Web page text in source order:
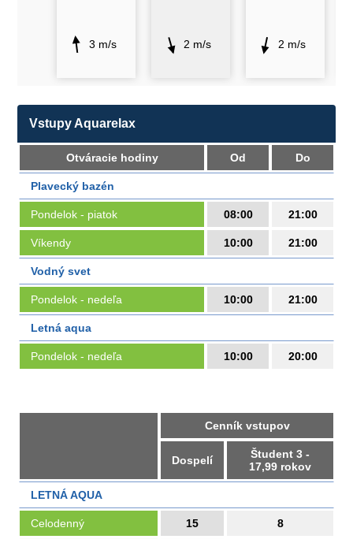
3 m/s 2 m/s 2 m/s
Vstupy Aquarelax
Otváracie hodiny Od Do
Plavecký bazén
Pondelok - piatok 08:00 21:00
Víkendy 10:00 21:00
Vodný svet
Pondelok - nedeľa 10:00 21:00
Letná aqua
Pondelok - nedeľa 10:00 20:00
Cenník vstupov
Dospelí
Študent 3 -
17,99 rokov
LETNÁ AQUA
Celodenný 15 8